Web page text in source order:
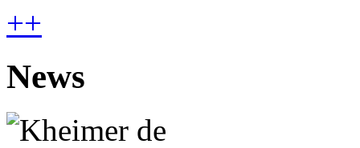
++
News